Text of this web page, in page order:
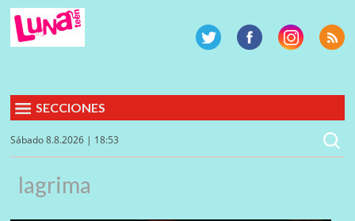
SECCIONES
Sábado 8.8.2026 | 18:53
lagrima